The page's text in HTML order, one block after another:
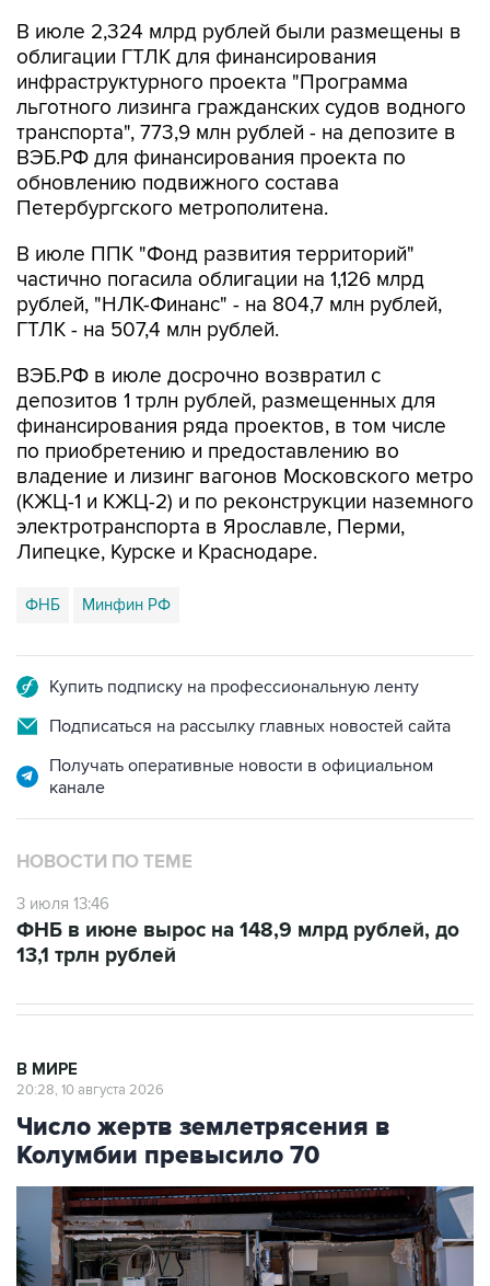
В июле 2,324 млрд рублей были размещены в
облигации ГТЛК для финансирования
инфраструктурного проекта "Программа
льготного лизинга гражданских судов водного
транспорта", 773,9 млн рублей - на депозите в
ВЭБ.РФ для финансирования проекта по
обновлению подвижного состава
Петербургского метрополитена.
В июле ППК "Фонд развития территорий"
частично погасила облигации на 1,126 млрд
рублей, "НЛК-Финанс" - на 804,7 млн рублей,
ГТЛК - на 507,4 млн рублей.
ВЭБ.РФ в июле досрочно возвратил с
депозитов 1 трлн рублей, размещенных для
финансирования ряда проектов, в том числе
по приобретению и предоставлению во
владение и лизинг вагонов Московского метро
(КЖЦ-1 и КЖЦ-2) и по реконструкции наземного
электротранспорта в Ярославле, Перми,
Липецке, Курске и Краснодаре.
ФНБ Минфин РФ
Купить подписку на профессиональную ленту
Подписаться на рассылку главных новостей сайта
Получать оперативные новости в официальном
канале
НОВОСТИ ПО ТЕМЕ
3 июля 13:46
ФНБ в июне вырос на 148,9 млрд рублей, до
13,1 трлн рублей
В МИРЕ
20:28, 10 августа 2026
Число жертв землетрясения в
Колумбии превысило 70